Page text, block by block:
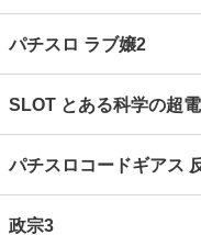
パチスロ ラブ嬢2
SLOT とある科学の超
パチスロコードギアス
政宗3